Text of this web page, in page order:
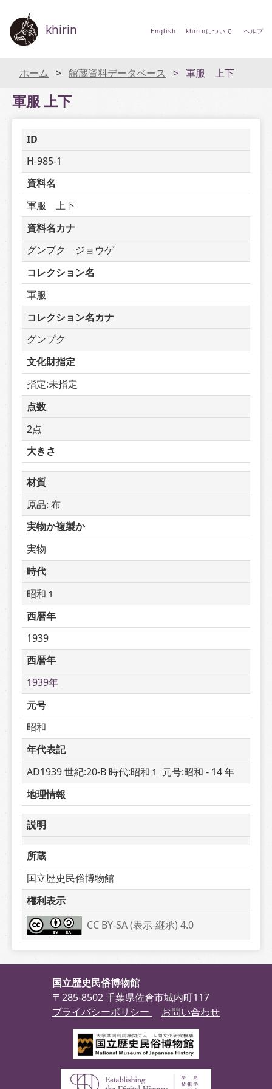
khirin English khirinについて ヘルプ
ホーム 館蔵資料データベース 軍服 上下
軍服 上下
ID
H-985-1
資料名
軍服　上下
資料名カナ
グンプク　ジョウゲ
コレクション名
軍服
コレクション名カナ
グンプク
文化財指定
指定:未指定
点数
2点
大きさ
材質
原品: 布
実物か複製か
実物
時代
昭和１
西暦年
1939
西暦年
1939年
元号
昭和
年代表記
AD1939 世紀:20-B 時代:昭和１ 元号:昭和 - 14 年
地理情報
説明
所蔵
国立歴史民俗博物館
権利表示
CC BY-SA (表示-継承) 4.0
国立歴史民俗博物館
〒285-8502 千葉県佐倉市城内町117
プライバシーポリシー
お問い合わせ